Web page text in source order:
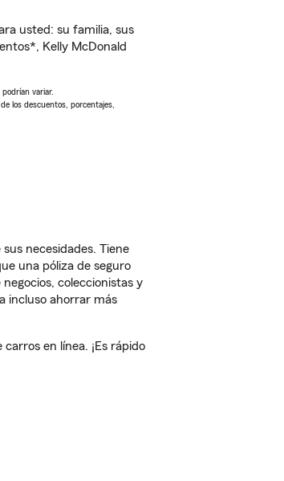
usted: su familia, sus
Kelly McDonald
variar.
los descuentos, porcentajes,
necesidades. Tiene
una póliza de seguro
coleccionistas y
incluso ahorrar más
en línea. ¡Es rápido